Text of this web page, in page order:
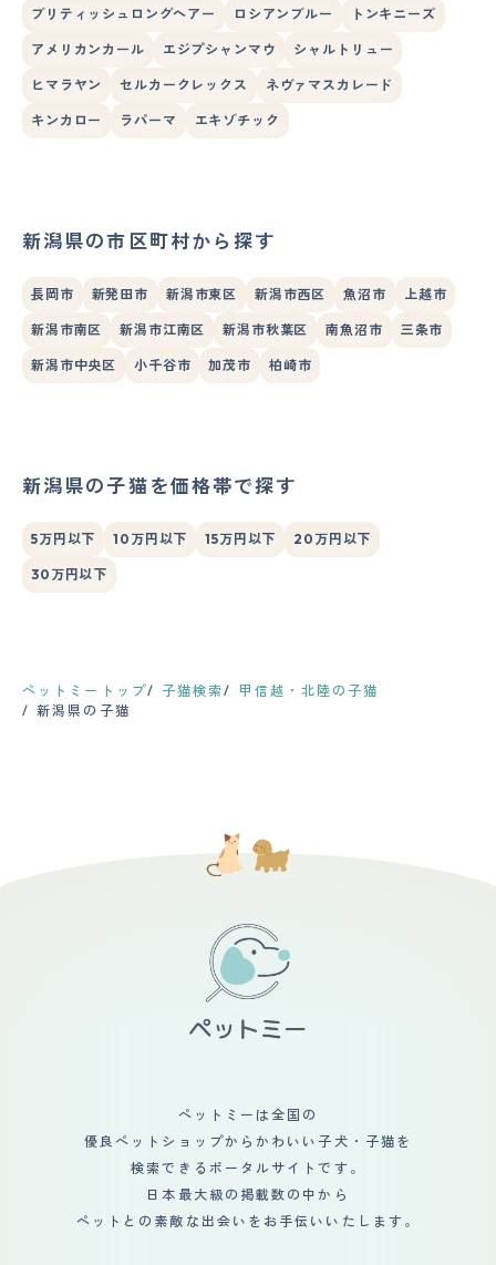
ブリティッシュロングヘアー ロシアンブルー トンキニーズ
アメリカンカール エジプシャンマウ シャルトリュー
ヒマラヤン セルカークレックス ネヴァマスカレード
キンカロー ラパーマ エキゾチック
新潟県の市区町村から探す
長岡市 新発田市 新潟市東区 新潟市西区 魚沼市 上越市
新潟市南区 新潟市江南区 新潟市秋葉区 南魚沼市 三条市
新潟市中央区 小千谷市 加茂市 柏崎市
新潟県の子猫を価格帯で探す
5万円以下 10万円以下 15万円以下 20万円以下
30万円以下
ペットミートップ 子猫検索
甲信越・北陸の子猫
新潟県の子猫
ペットミーは全国の
優良ペットショップからかわいい子犬・子猫を
検索できるポータルサイトです。
日本最大級の掲載数の中から
ペットとの素敵な出会いをお手伝いいたします。